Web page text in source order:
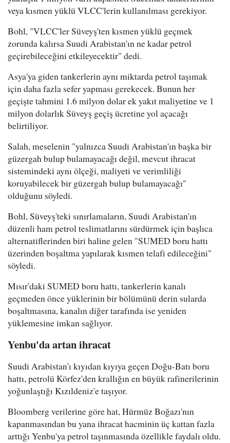
veya kısmen yüklü VLCC'lerin kullanılması gerekiyor.
Bohl, "VLCC'ler Süveyş'ten kısmen yüklü geçmek
zorunda kalırsa Suudi Arabistan'ın ne kadar petrol
geçirebileceğini etkileyecektir" dedi.
Asya'ya giden tankerlerin aynı miktarda petrol taşımak
için daha fazla sefer yapması gerekecek. Bunun her
geçişte tahmini 1.6 milyon dolar ek yakıt maliyetine ve 1
milyon dolarlık Süveyş geçiş ücretine yol açacağı
belirtiliyor.
Salah, meselenin "yalnızca Suudi Arabistan'ın başka bir
güzergah bulup bulamayacağı değil, mevcut ihracat
sistemindeki aynı ölçeği, maliyeti ve verimliliği
koruyabilecek bir güzergah bulup bulamayacağı"
olduğunu söyledi.
Bohl, Süveyş'teki sınırlamaların, Suudi Arabistan'ın
düzenli ham petrol teslimatlarını sürdürmek için başlıca
alternatiflerinden biri haline gelen "SUMED boru hattı
üzerinden boşaltma yapılarak kısmen telafi edileceğini"
söyledi.
Mısır'daki SUMED boru hattı, tankerlerin kanalı
geçmeden önce yüklerinin bir bölümünü derin sularda
boşaltmasına, kanalın diğer tarafında ise yeniden
yüklemesine imkan sağlıyor.
Yenbu'da artan ihracat
Suudi Arabistan'ı kıyıdan kıyıya geçen Doğu-Batı boru
hattı, petrolü Körfez'den krallığın en büyük rafinerilerinin
yoğunlaştığı Kızıldeniz'e taşıyor.
Bloomberg verilerine göre hat, Hürmüz Boğazı'nın
kapanmasından bu yana ihracat hacminin üç kattan fazla
arttığı Yenbu'ya petrol taşınmasında özellikle faydalı oldu.